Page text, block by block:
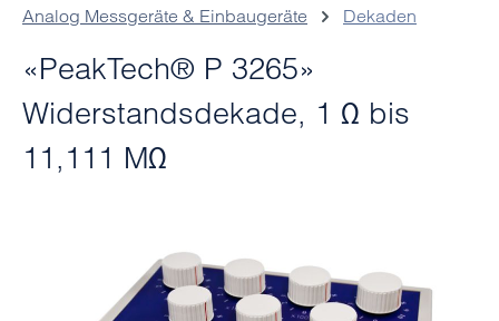
Analog Messgeräte & Einbaugeräte
Dekaden
«PeakTech® P 3265»
Widerstandsdekade, 1 Ω bis
11,111 MΩ
Bildergalerie überspringen